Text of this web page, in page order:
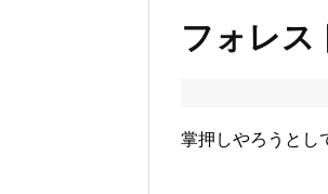
フォレス
掌押しやろうとし